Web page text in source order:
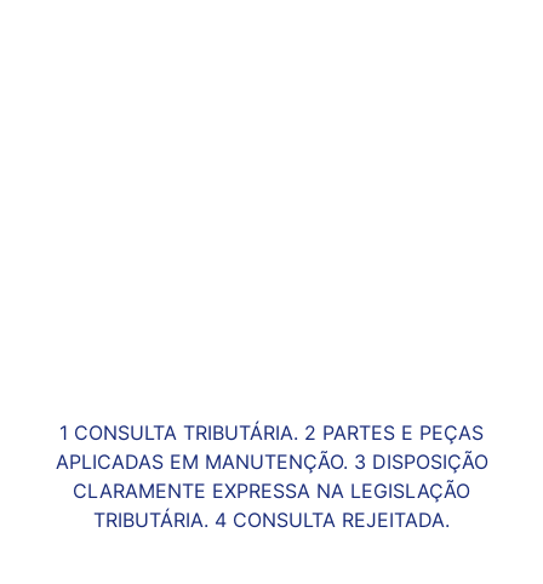
1 CONSULTA TRIBUTÁRIA. 2 PARTES E PEÇAS
APLICADAS EM MANUTENÇÃO. 3 DISPOSIÇÃO
CLARAMENTE EXPRESSA NA LEGISLAÇÃO
TRIBUTÁRIA. 4 CONSULTA REJEITADA.